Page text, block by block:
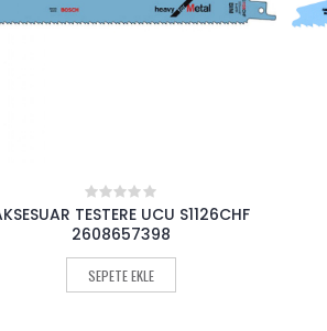
0
out
of
5
AKSESUAR TESTERE UCU S123XF
2608654401
SEPETE EKLE